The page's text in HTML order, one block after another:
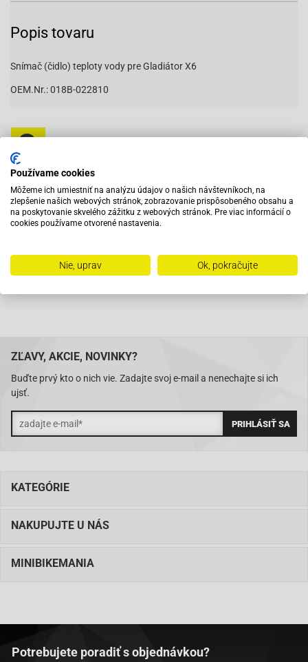
Popis tovaru
Snímač (čidlo) teploty vody pre Gladiátor X6
OEM.Nr.: 018B-022810
Pri objednaní do 12:00 tovar zajtra u vás
Na trhu od roku 2007
Skladom 11288 položiek
ZĽAVY, AKCIE, NOVINKY?
Buďte prvý kto o nich vie. Zadajte svoj e-mail a nenechajte si ich
ujsť.
KATEGÓRIE
NAKUPUJTE U NÁS
MINIBIKEMANIA
Potrebujete poradiť s objednávkou?
Používame cookies
Môžeme ich umiestniť na analýzu údajov o našich návštevníkoch, na
zlepšenie našich webových stránok, zobrazovanie prispôsobeného obsahu a
na poskytovanie skvelého zážitku z webových stránok. Pre viac informácií o
cookies používame otvorené nastavenia.
Nie, uprav Ok, pokračujte